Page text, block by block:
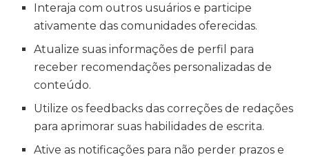
Interaja com outros usuários e participe
ativamente das comunidades oferecidas.
Atualize suas informações de perfil para
receber recomendações personalizadas de
conteúdo.
Utilize os feedbacks das correções de redações
para aprimorar suas habilidades de escrita.
Ative as notificações para não perder prazos e